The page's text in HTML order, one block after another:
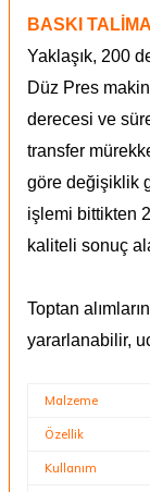
BASKI
Yaklaşık, 200
Düz Pres
derecesi ve
transfer
göre değişiklik
işlemi bittikten
kaliteli sonuç
Toptan
yararlanabilir,
Malzeme
Özellik
Kullanım